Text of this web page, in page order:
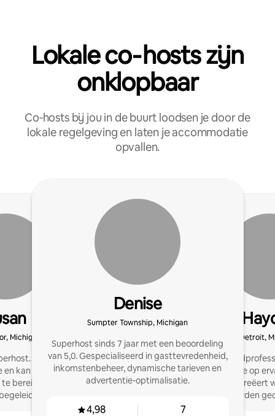
Lokale co‑hosts zijn
onklopbaar
Co‑hosts bij jou in de buurt loodsen je door de
lokale regelgeving en laten je accommodatie
opvallen.
Michigan
Ik vertrouw op
kan anderen helpen
bereiken met behulp
Denise
Sumpter Township, Michigan
Superhost sinds 7 jaar met een beoordeling
van 5,0. Gespecialiseerd in gasttevredenheid,
inkomstenbeheer, dynamische tarieven en
advertentie-optimalisatie.
4,98 7
Detroit,
Een
generatie die op
verblijven creëert
gastvrijheid worden
vijfsterrenrecensies